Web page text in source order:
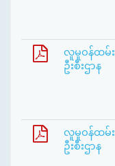
လူမှုဝန်ထမ်း
ဦးစီးဌာန
လူမှုဝန်ထမ်း
ဦးစီးဌာန